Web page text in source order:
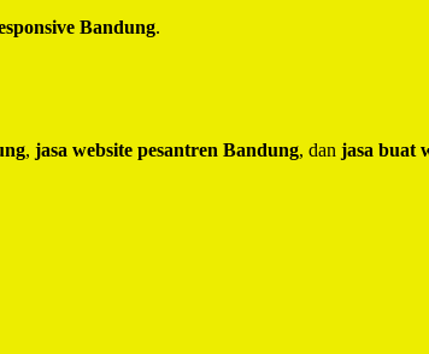
Bandung.
, jasa website pesantren Bandung, dan jasa buat